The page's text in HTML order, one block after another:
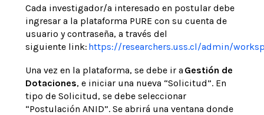
Cada investigador/a interesado en postular debe
ingresar a la plataforma PURE con su cuenta de
usuario y contraseña, a través del
siguiente link: https://researchers.uss.cl/admin/
Una vez en la plataforma, se debe ir a Gestión de
Dotaciones, e iniciar una nueva “Solicitud”. En
tipo de Solicitud, se debe seleccionar
“Postulación ANID”. Se abrirá una ventana donde